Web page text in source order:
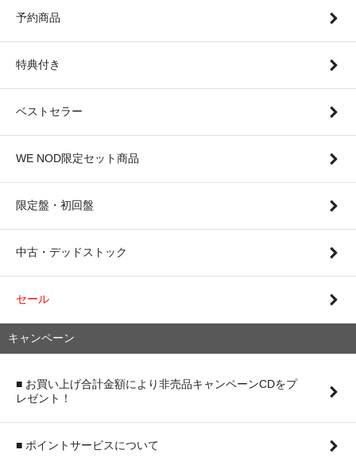
予約商品
特典付き
ベストセラー
WE NOD限定セット商品
限定盤・初回盤
中古・デッドストック
セール
キャンペーン
■ お買い上げ合計金額により非売品キャンペーンCDをプ
レゼント！
■ ポイントサービスについて